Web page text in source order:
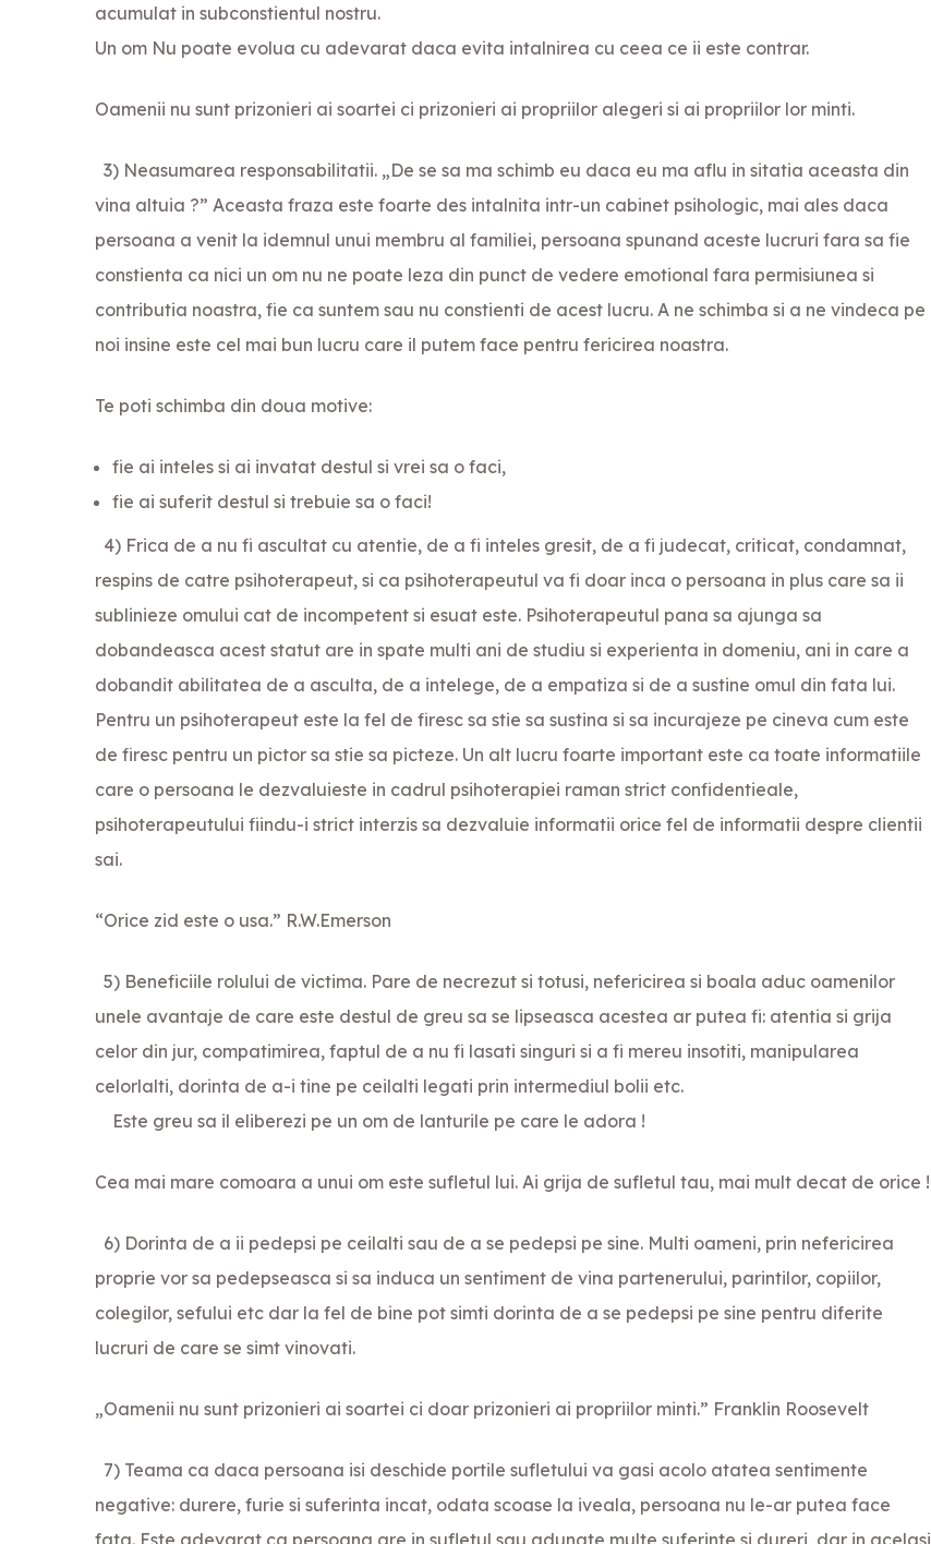
acumulat in subconstientul nostru.
Un om Nu poate evolua cu adevarat daca evita intalnirea cu ceea ce ii este contrar.
Oamenii nu sunt prizonieri ai soartei ci prizonieri ai propriilor alegeri si ai propriilor lor minti.
3) Neasumarea responsabilitatii. „De se sa ma schimb eu daca eu ma aflu in sitatia aceasta din
vina altuia ?” Aceasta fraza este foarte des intalnita intr-un cabinet psihologic, mai ales daca
persoana a venit la idemnul unui membru al familiei, persoana spunand aceste lucruri fara sa fie
constienta ca nici un om nu ne poate leza din punct de vedere emotional fara permisiunea si
contributia noastra, fie ca suntem sau nu constienti de acest lucru. A ne schimba si a ne vindeca pe
noi insine este cel mai bun lucru care il putem face pentru fericirea noastra.
Te poti schimba din doua motive:
fie ai inteles si ai invatat destul si vrei sa o faci,
fie ai suferit destul si trebuie sa o faci!
4) Frica de a nu fi ascultat cu atentie, de a fi inteles gresit, de a fi judecat, criticat, condamnat,
respins de catre psihoterapeut, si ca psihoterapeutul va fi doar inca o persoana in plus care sa ii
sublinieze omului cat de incompetent si esuat este. Psihoterapeutul pana sa ajunga sa
dobandeasca acest statut are in spate multi ani de studiu si experienta in domeniu, ani in care a
dobandit abilitatea de a asculta, de a intelege, de a empatiza si de a sustine omul din fata lui.
Pentru un psihoterapeut este la fel de firesc sa stie sa sustina si sa incurajeze pe cineva cum este
de firesc pentru un pictor sa stie sa picteze. Un alt lucru foarte important este ca toate informatiile
care o persoana le dezvaluieste in cadrul psihoterapiei raman strict confidentieale,
psihoterapeutului fiindu-i strict interzis sa dezvaluie informatii orice fel de informatii despre clientii
sai.
“Orice zid este o usa.” R.W.Emerson
5) Beneficiile rolului de victima. Pare de necrezut si totusi, nefericirea si boala aduc oamenilor
unele avantaje de care este destul de greu sa se lipseasca acestea ar putea fi: atentia si grija
celor din jur, compatimirea, faptul de a nu fi lasati singuri si a fi mereu insotiti, manipularea
celorlalti, dorinta de a-i tine pe ceilalti legati prin intermediul bolii etc.
Este greu sa il eliberezi pe un om de lanturile pe care le adora !
Cea mai mare comoara a unui om este sufletul lui. Ai grija de sufletul tau, mai mult decat de orice !
6) Dorinta de a ii pedepsi pe ceilalti sau de a se pedepsi pe sine. Multi oameni, prin nefericirea
proprie vor sa pedepseasca si sa induca un sentiment de vina partenerului, parintilor, copiilor,
colegilor, sefului etc dar la fel de bine pot simti dorinta de a se pedepsi pe sine pentru diferite
lucruri de care se simt vinovati.
„Oamenii nu sunt prizonieri ai soartei ci doar prizonieri ai propriilor minti.” Franklin Roosevelt
7) Teama ca daca persoana isi deschide portile sufletului va gasi acolo atatea sentimente
negative: durere, furie si suferinta incat, odata scoase la iveala, persoana nu le-ar putea face
fata. Este adevarat ca persoana are in sufletul sau adunate multe suferinte si dureri, dar in acelasi